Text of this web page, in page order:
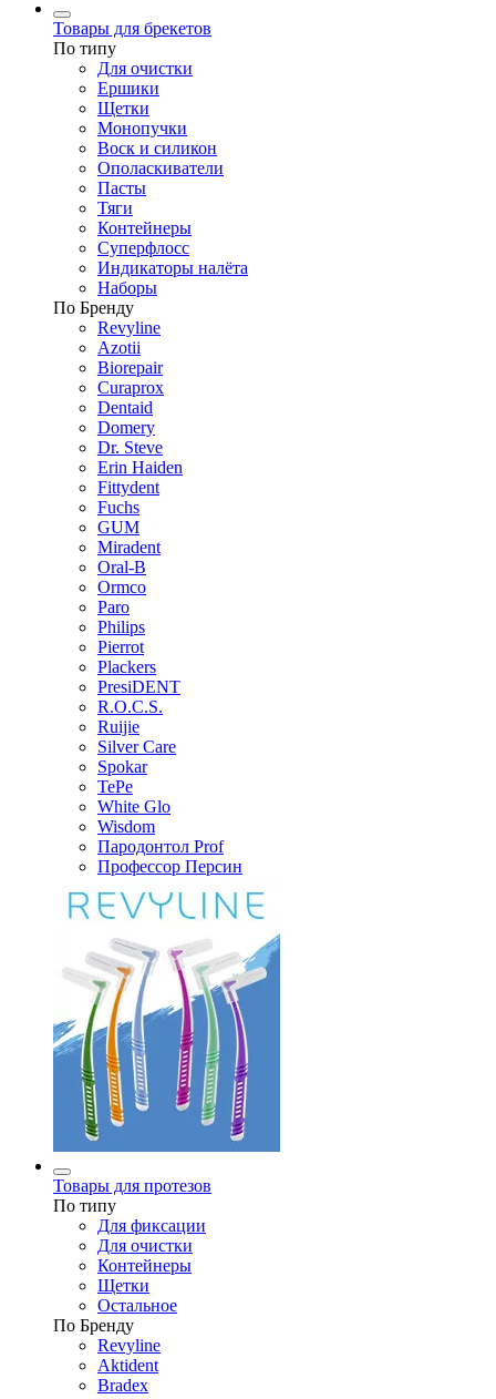
Товары для брекетов
По типу
Для очистки
Ершики
Щетки
Монопучки
Воск и силикон
Ополаскиватели
Пасты
Тяги
Контейнеры
Суперфлосс
Индикаторы налёта
Наборы
По Бренду
Revyline
Azotii
Biorepair
Curaprox
Dentaid
Domery
Dr. Steve
Erin Haiden
Fittydent
Fuchs
GUM
Miradent
Oral-B
Ormco
Paro
Philips
Pierrot
Plackers
PresiDENT
R.O.C.S.
Ruijie
Silver Care
Spokar
TePe
White Glo
Wisdom
Пародонтол Prof
Профессор Персин
Товары для протезов
По типу
Для фиксации
Для очистки
Контейнеры
Щетки
Остальное
По Бренду
Revyline
Aktident
Bradex